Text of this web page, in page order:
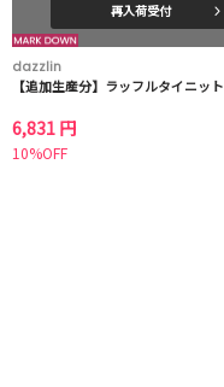
再入荷受付
dazzlin
【追加生産分】ラッフルタイニット
6,831 円
10%OFF